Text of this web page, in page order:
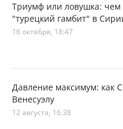
Триумф или ловушка: чем
"турецкий гамбит" в
16 октября, 18:47
Давление максимум: как
Венесуэлу
12 августа, 16:38